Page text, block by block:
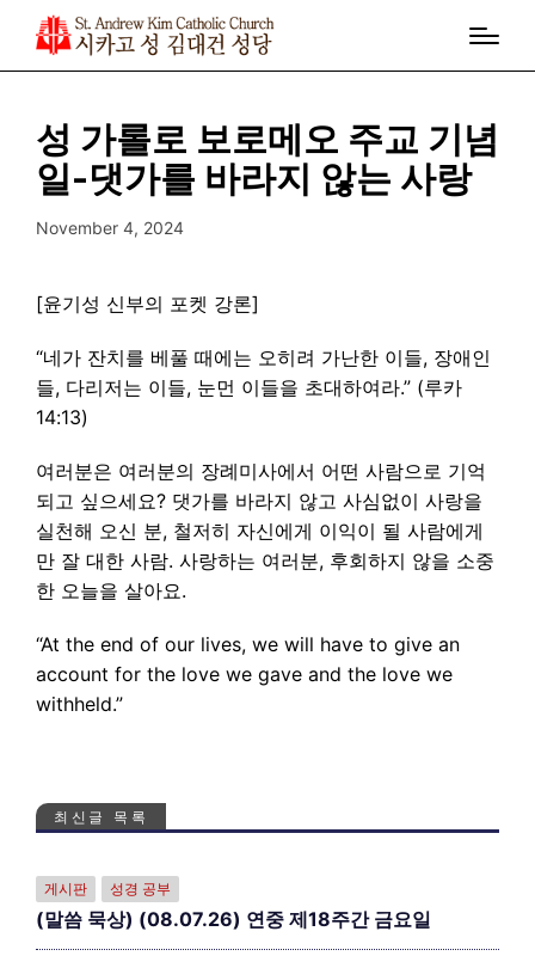
성 가롤로 보로메오 주교 기념
일-댓가를 바라지 않는 사랑
November 4, 2024
[윤기성 신부의 포켓 강론]
“네가 잔치를 베풀 때에는 오히려 가난한 이들, 장애인
들, 다리저는 이들, 눈먼 이들을 초대하여라.” (루카
14:13)
여러분은 여러분의 장례미사에서 어떤 사람으로 기억
되고 싶으세요? 댓가를 바라지 않고 사심없이 사랑을
실천해 오신 분, 철저히 자신에게 이익이 될 사람에게
만 잘 대한 사람. 사랑하는 여러분, 후회하지 않을 소중
한 오늘을 살아요.
“At the end of our lives, we will have to give an
account for the love we gave and the love we
withheld.”
최신글 목록
게시판 성경 공부
(말씀 묵상) (08.07.26) 연중 제18주간 금요일